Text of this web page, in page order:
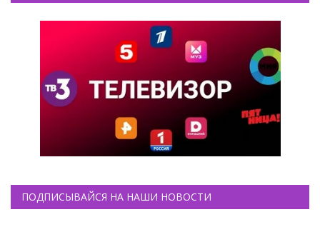
ПОДПИСЫВАЙСЯ НА НАШИ НОВОСТИ